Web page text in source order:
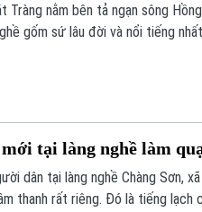
Tràng nằm bên tả ngạn sông
gốm sứ lâu đời và nổi tiếng
mới tại làng nghề làm
dân tại làng nghề Chàng Sơn,
thanh rất riêng. Đó là tiếng